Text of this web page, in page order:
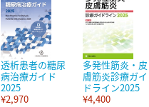
透析患者の糖尿
病治療ガイド
2025
¥2,970
多発性筋炎・皮
膚筋炎診療ガイ
ドライン2025
¥4,400